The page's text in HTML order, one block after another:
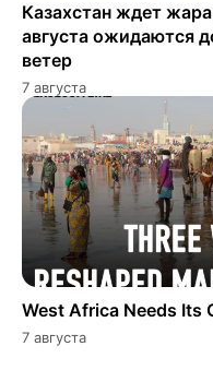
Казахстан ждет
августа ожидаются
ветер
7 августа
West Africa Needs Its
7 августа